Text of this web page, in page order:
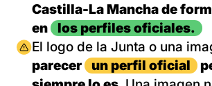
Castilla-La Mancha de
en
los perfiles oficiales.
Imagen
El logo de la Junta o una
parecer
un perfil oficial